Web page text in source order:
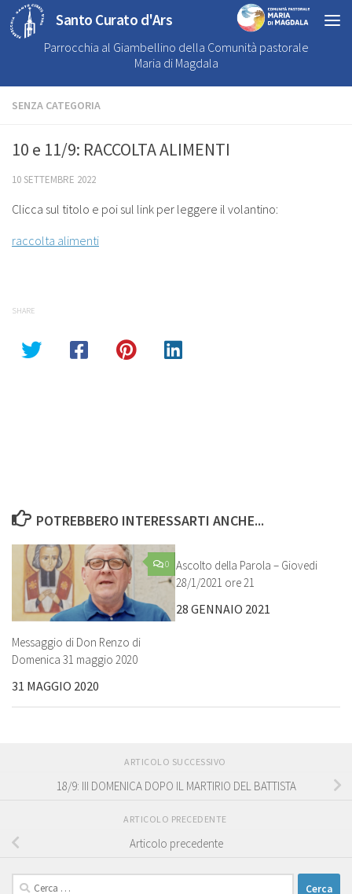
Santo Curato d'Ars
Parrocchia al Giambellino della Comunità pastorale
Maria di Magdala
SENZA CATEGORIA
10 e 11/9: RACCOLTA ALIMENTI
10 SETTEMBRE 2022
Clicca sul titolo e poi sul link per leggere il volantino:
raccolta alimenti
SHARE
POTREBBERO INTERESSARTI ANCHE...
0
Messaggio di Don Renzo di
Domenica 31 maggio 2020
31 MAGGIO 2020
Ascolto della Parola – Giovedi
28/1/2021 ore 21
28 GENNAIO 2021
ARTICOLO SUCCESSIVO
18/9: III DOMENICA DOPO IL MARTIRIO DEL BATTISTA
ARTICOLO PRECEDENTE
Articolo precedente
Ricerca